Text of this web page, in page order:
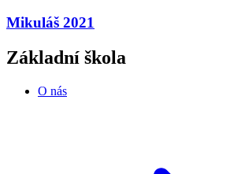
Mikuláš 2021
Základní škola
O nás